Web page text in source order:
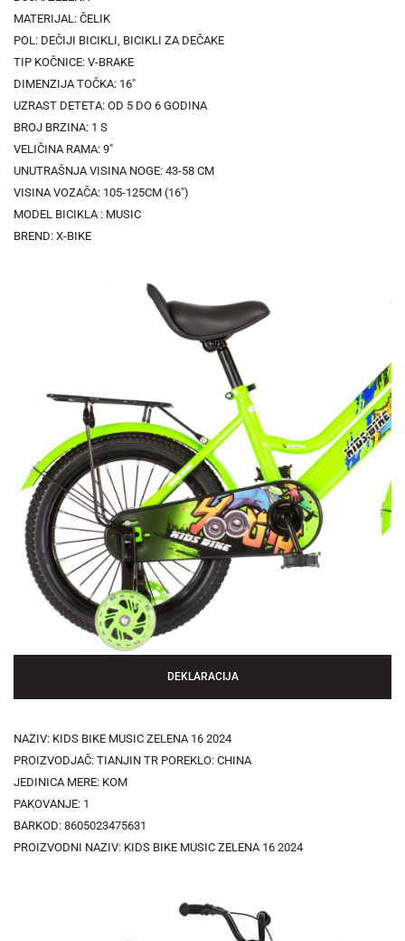
MATERIJAL: ČELIK
POL: DEČIJI BICIKLI, BICIKLI ZA DEČAKE
TIP KOČNICE: V-BRAKE
DIMENZIJA TOČKA: 16"
UZRAST DETETA: OD 5 DO 6 GODINA
BROJ BRZINA: 1 S
VELIČINA RAMA: 9"
UNUTRAŠNJA VISINA NOGE: 43-58 CM
VISINA VOZAČA: 105-125CM (16")
MODEL BICIKLA : MUSIC
BREND: X-BIKE
DEKLARACIJA
NAZIV: KIDS BIKE MUSIC ZELENA 16 2024
PROIZVODJAČ: TIANJIN TR POREKLO: CHINA
JEDINICA MERE: KOM
PAKOVANJE: 1
BARKOD: 8605023475631
PROIZVODNI NAZIV: KIDS BIKE MUSIC ZELENA 16 2024